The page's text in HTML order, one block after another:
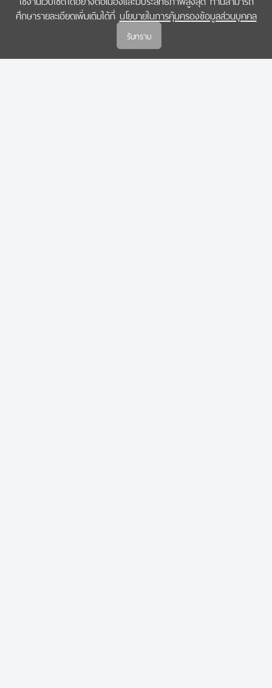
ศึกษารายละเอียดเพิ่มเติมได้ที่ นโยบายในการคุ้มครองข้อมูลส่วนบุคคล
รับทราบ
COPYRIGHT © 2022 สำนักงานคณะกรรมการส่งเสริมวิทยาศาสตร์ วิจัยและนวัตกรรม
(สกสว.)
นโยบายในการคุ้มครองข้อมูลส่วนบุคคล